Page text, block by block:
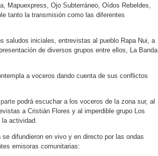
Mapuexpress, Ojo Subterráneo, Oídos Rebeldes,
tanto la transmisión como las diferentes
saludos iniciales, entrevistas al pueblo Rapa Nui, a
de diversos grupos entre ellos, La Banda
a voceros dando cuenta de sus conflictos
podrá escuchar a los voceros de la zona sur, al
a Cristián Flores y al imperdible grupo Los
la actividad.
se difundieron en vivo y en directo por las ondas
emisoras comunitarias: